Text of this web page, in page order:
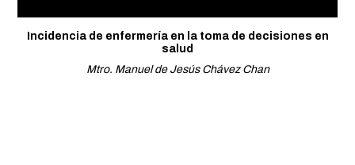
Incidencia de enfermería en la toma de decisiones en
salud
Mtro. Manuel de Jesús Chávez Chan